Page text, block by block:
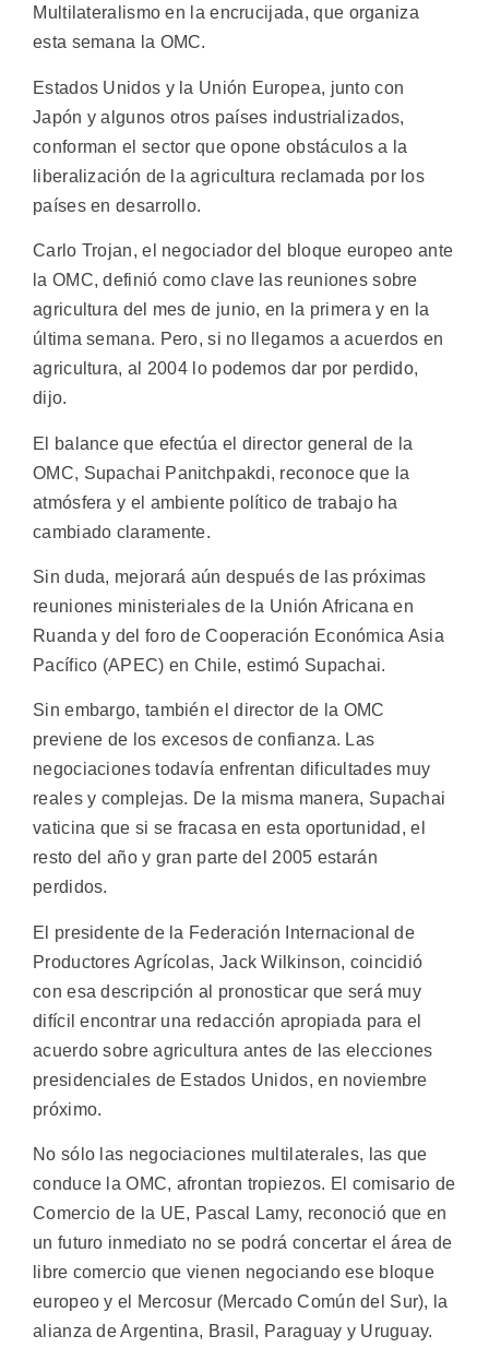
Multilateralismo en la encrucijada, que organiza
esta semana la OMC.
Estados Unidos y la Unión Europea, junto con
Japón y algunos otros países industrializados,
conforman el sector que opone obstáculos a la
liberalización de la agricultura reclamada por los
países en desarrollo.
Carlo Trojan, el negociador del bloque europeo ante
la OMC, definió como clave las reuniones sobre
agricultura del mes de junio, en la primera y en la
última semana. Pero, si no llegamos a acuerdos en
agricultura, al 2004 lo podemos dar por perdido,
dijo.
El balance que efectúa el director general de la
OMC, Supachai Panitchpakdi, reconoce que la
atmósfera y el ambiente político de trabajo ha
cambiado claramente.
Sin duda, mejorará aún después de las próximas
reuniones ministeriales de la Unión Africana en
Ruanda y del foro de Cooperación Económica Asia
Pacífico (APEC) en Chile, estimó Supachai.
Sin embargo, también el director de la OMC
previene de los excesos de confianza. Las
negociaciones todavía enfrentan dificultades muy
reales y complejas. De la misma manera, Supachai
vaticina que si se fracasa en esta oportunidad, el
resto del año y gran parte del 2005 estarán
perdidos.
El presidente de la Federación Internacional de
Productores Agrícolas, Jack Wilkinson, coincidió
con esa descripción al pronosticar que será muy
difícil encontrar una redacción apropiada para el
acuerdo sobre agricultura antes de las elecciones
presidenciales de Estados Unidos, en noviembre
próximo.
No sólo las negociaciones multilaterales, las que
conduce la OMC, afrontan tropiezos. El comisario de
Comercio de la UE, Pascal Lamy, reconoció que en
un futuro inmediato no se podrá concertar el área de
libre comercio que vienen negociando ese bloque
europeo y el Mercosur (Mercado Común del Sur), la
alianza de Argentina, Brasil, Paraguay y Uruguay.